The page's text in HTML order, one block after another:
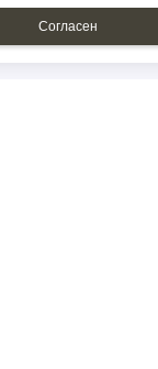
Согласен